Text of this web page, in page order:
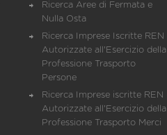
Ricerca Aree di Fermata e
Nulla Osta
Ricerca Imprese Iscritte REN
Autorizzate all'Esercizio della
Professione Trasporto
Persone
Ricerca Imprese iscritte REN
Autorizzate all'Esercizio della
Professione Trasporto Merci